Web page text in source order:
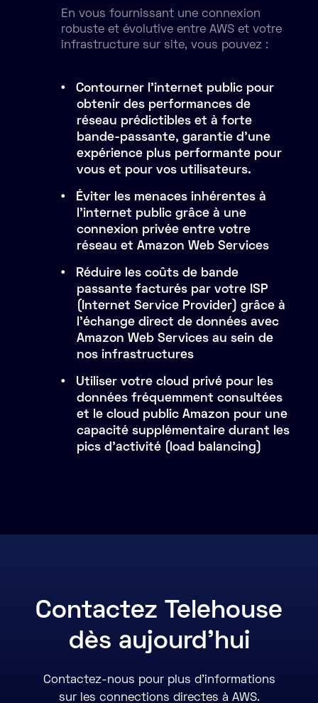
En vous fournissant une connexion
robuste et évolutive entre AWS et votre
infrastructure sur site, vous pouvez :
Contourner l'internet public pour
obtenir des performances de
réseau prédictibles et à forte
bande-passante, garantie d’une
expérience plus performante pour
vous et pour vos utilisateurs.
Éviter les menaces inhérentes à
l'internet public grâce à une
connexion privée entre votre
réseau et Amazon Web Services
Réduire les coûts de bande
passante facturés par votre ISP
(Internet Service Provider) grâce à
l’échange direct de données avec
Amazon Web Services au sein de
nos infrastructures
Utiliser votre cloud privé pour les
données fréquemment consultées
et le cloud public Amazon pour une
capacité supplémentaire durant les
pics d’activité (load balancing)
Contactez Telehouse
dès aujourd'hui
Contactez-nous pour plus d'informations
sur les connections directes à AWS.